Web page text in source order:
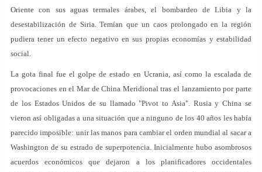
Oriente con sus aguas termales árabes, el bombardeo de Libia y la
desestabilización de Siria. Temían que un caos prolongado en la región
pudiera tener un efecto negativo en sus propias economías y estabilidad
social.
La gota final fue el golpe de estado en Ucrania, así como la escalada de
provocaciones en el Mar de China Meridional tras el lanzamiento por parte
de los Estados Unidos de su llamado "Pivot to Asia". Rusia y China se
vieron así obligadas a una situación que a ninguno de los 40 años les había
parecido imposible: unir las manos para cambiar el orden mundial al sacar a
Washington de su estrado de superpotencia. Inicialmente hubo asombrosos
acuerdos económicos que dejaron a los planificadores occidentales